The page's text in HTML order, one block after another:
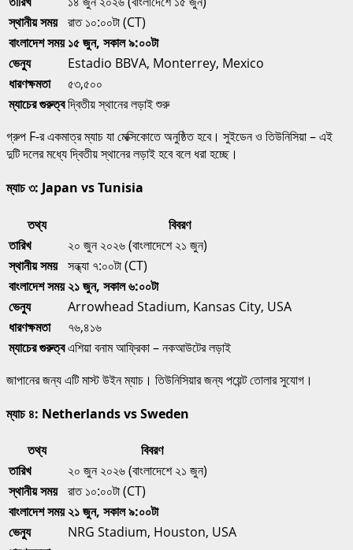
স্থানীয় সময় রাত ১০:০০টা (CT)
বাংলাদেশ সময় ১৫ জুন, সকাল ৯:০০টা
ভেন্যু
Estadio BBVA, Monterrey, Mexico
ধারণক্ষমতা
৫৩,৫০০
ম্যাচের গুরুত্বদ্বিতীয় স্থানের লড়াই শুরু
গ্রুপ F-র একমাত্র ম্যাচ যা মেক্সিকোতে অনুষ্ঠিত হবে। সুইডেন ও তিউনিসিয়া – এই
দুটি দলের মধ্যে দ্বিতীয় স্থানের লড়াই হবে বলে ধরা হচ্ছে।
ম্যাচ ৩: Japan vs Tunisia
তথ্য
বিবরণ
তারিখ
২০ জুন ২০২৬ (বাংলাদেশে ২১ জুন)
স্থানীয় সময় সন্ধ্যা ৭:০০টা (CT)
বাংলাদেশ সময়২১ জুন, সকাল ৬:০০টা
ভেন্যু
Arrowhead Stadium, Kansas City, USA
ধারণক্ষমতা
৭৬,৪১৬
ম্যাচের গুরুত্বএশিয়া বনাম আফ্রিকা – নকআউটের লড়াই
জাপানের জন্য এটি মাস্ট উইন ম্যাচ। তিউনিসিয়ার জন্য পয়েন্ট তোলার সুযোগ।
ম্যাচ ৪: Netherlands vs Sweden
তথ্য
বিবরণ
তারিখ
২০ জুন ২০২৬ (বাংলাদেশে ২১ জুন)
স্থানীয় সময় রাত ১০:০০টা (CT)
বাংলাদেশ সময়২১ জুন, সকাল ৯:০০টা
ভেন্যু
NRG Stadium, Houston, USA